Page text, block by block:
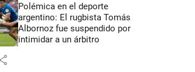
Polémica en el deporte
argentino: El rugbista Tomás
Albornoz fue suspendido por
intimidar a un árbitro